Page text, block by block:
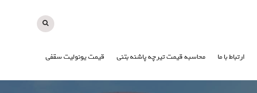
ارتباط با ما محاسبه قیمت تیرچه پاشنه بتنی قیمت یونولیت سقفی